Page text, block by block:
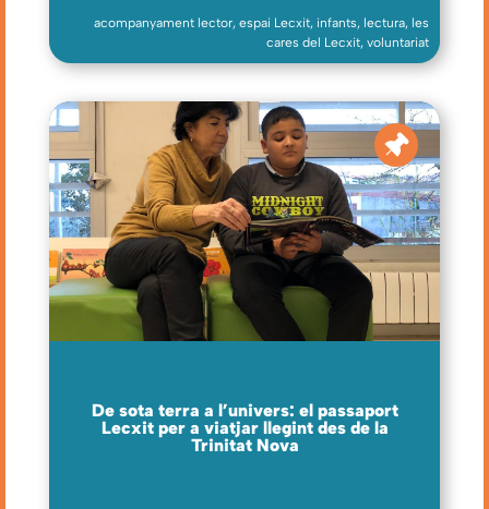
acompanyament lector, espai Lecxit, infants, lectura, les
cares del Lecxit, voluntariat
De sota terra a l’univers: el passaport
Lecxit per a viatjar llegint des de la
Trinitat Nova